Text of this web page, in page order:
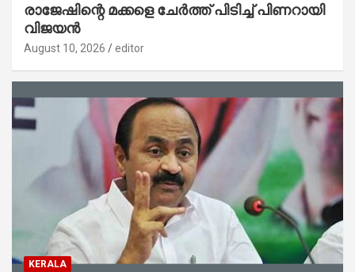
രാജേഷിന്റെ മക്കളെ ചേർത്ത് പിടിച്ച് പിണറായി
വിജയൻ
August 10, 2026 editor
KERALA